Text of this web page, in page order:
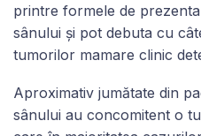
printre formele de
sânului și pot debuta cu
tumorilor mamare clinic
Aproximativ jumătate din
sânului au concomitent o